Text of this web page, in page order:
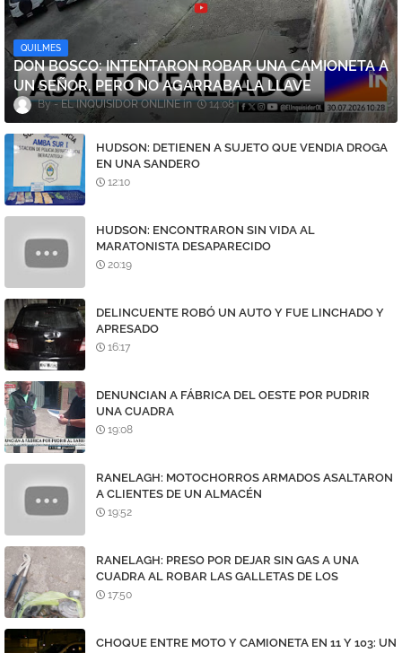
QUILMES
DON BOSCO: INTENTARON ROBAR UNA CAMIONETA A
UN SEÑOR, PERO NO AGARRABA LA LLAVE
EL INQUISIDOR ONLINE 14:08
HUDSON: DETIENEN A SUJETO QUE VENDIA DROGA
EN UNA SANDERO
12:10
HUDSON: ENCONTRARON SIN VIDA AL
MARATONISTA DESAPARECIDO
20:19
DELINCUENTE ROBÓ UN AUTO Y FUE LINCHADO Y
APRESADO
16:17
DENUNCIAN A FÁBRICA DEL OESTE POR PUDRIR
UNA CUADRA
19:08
RANELAGH: MOTOCHORROS ARMADOS ASALTARON
A CLIENTES DE UN ALMACÉN
19:52
RANELAGH: PRESO POR DEJAR SIN GAS A UNA
CUADRA AL ROBAR LAS GALLETAS DE LOS
MEDIDORES
17:50
CHOQUE ENTRE MOTO Y CAMIONETA EN 11 Y 103: UN